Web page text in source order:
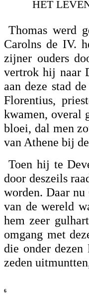
HET
Thomas werd
Carolns de IV.
zijner ouders
vertrok hij naar
aan deze stad
Florentius,
kwamen, overal
bloei, dal men
van Athene bij
Toen hij te
door deszeils
worden. Daar
van de wereld
hem zeer
omgang met
die onder dezen
zeden
6